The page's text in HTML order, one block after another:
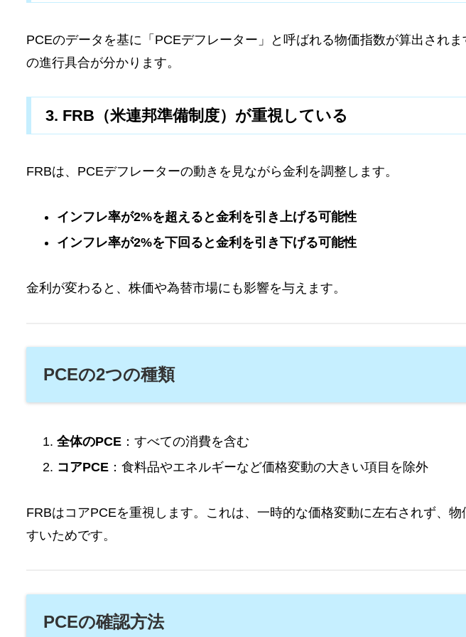
PCEのデータを基に「PCEデフレーター」と呼ばれる物価指数が算出され
の進行具合が分かります。
3. FRB（米連邦準備制度）が重視している
FRBは、PCEデフレーターの動きを見ながら金利を調整します。
インフレ率が2%を超えると金利を引き上げる可能性
インフレ率が2%を下回ると金利を引き下げる可能性
金利が変わると、株価や為替市場にも影響を与えます。
PCEの2つの種類
全体のPCE ：すべての消費を含む
コアPCE ：食料品やエネルギーなど価格変動の大きい項目を除外
FRBはコアPCEを重視します。これは、一時的な価格変動に左右されず、
すいためです。
PCEの確認方法